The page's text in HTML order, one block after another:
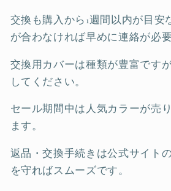
交換も購入から1週間以内が目安
が合わなければ早めに連絡が必要
交換用カバーは種類が豊富です
してください。
セール期間中は人気カラーが売
ます。
返品・交換手続きは公式サイト
を守ればスムーズです。